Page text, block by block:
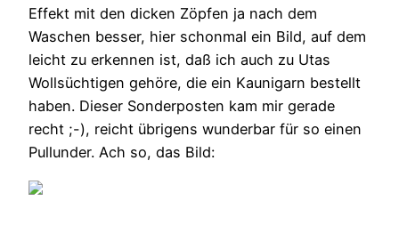
Effekt mit den dicken Zöpfen ja nach dem
Waschen besser, hier schonmal ein Bild, auf dem
leicht zu erkennen ist, daß ich auch zu Utas
Wollsüchtigen gehöre, die ein Kaunigarn bestellt
haben. Dieser Sonderposten kam mir gerade
recht ;-), reicht übrigens wunderbar für so einen
Pullunder. Ach so, das Bild: